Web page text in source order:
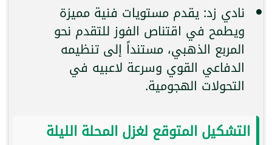
نادي زد: يقدم مستويات فنية مميزة
ويطمح في اقتناص الفوز للتقدم نحو
المربع الذهبي، مستنداً إلى تنظيمه
الدفاعي القوي وسرعة لاعبيه في
التحولات الهجومية.
التشكيل المتوقع لغزل المحلة الليلة